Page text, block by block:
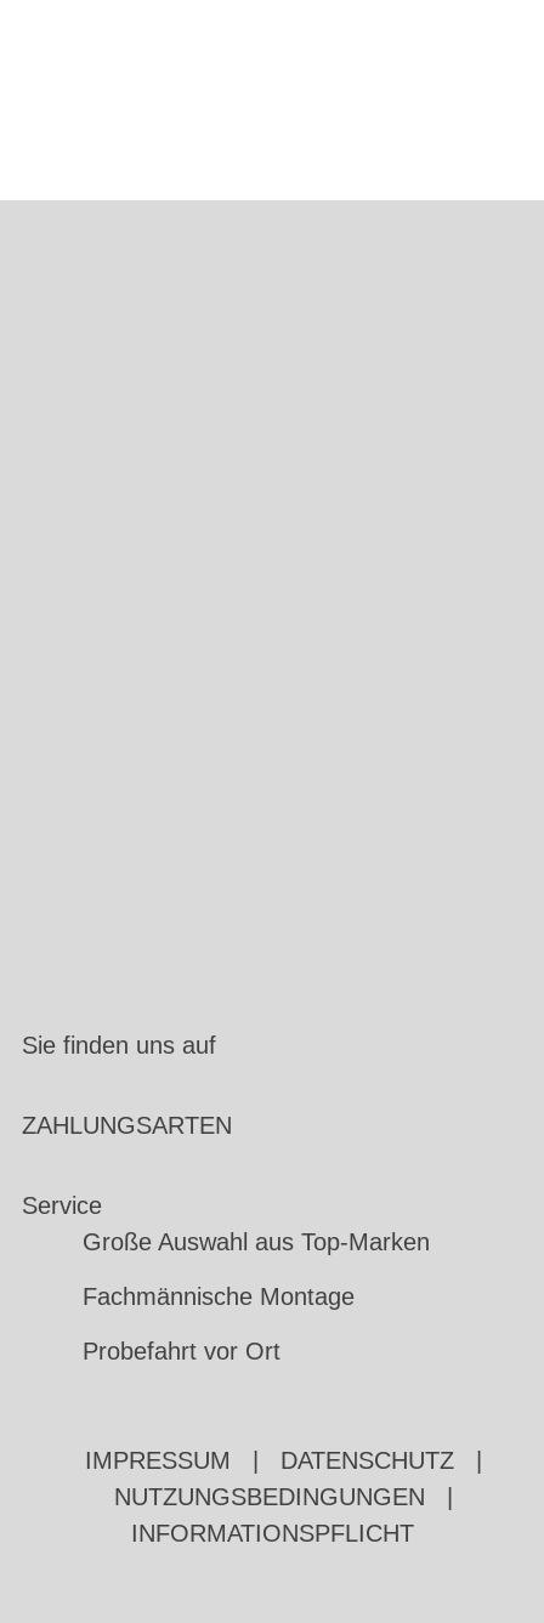
Sie finden uns auf
ZAHLUNGSARTEN
Service
Große Auswahl aus Top-Marken
Fachmännische Montage
Probefahrt vor Ort
IMPRESSUM DATENSCHUTZ
NUTZUNGSBEDINGUNGEN
INFORMATIONSPFLICHT